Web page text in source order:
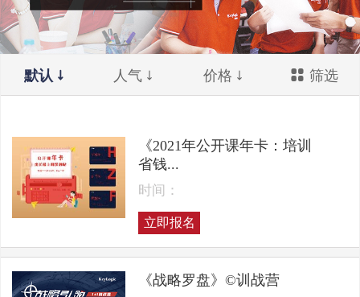
默认 人气 价格 筛选
《2021年公开课年卡：培训
省钱...
时间：
立即报名
《战略罗盘》©训战营